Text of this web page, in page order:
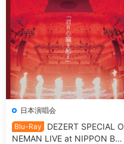
日本演唱会
Blu-Ray
DEZERT SPECIAL O
NEMAN LIVE at NIPPON BU